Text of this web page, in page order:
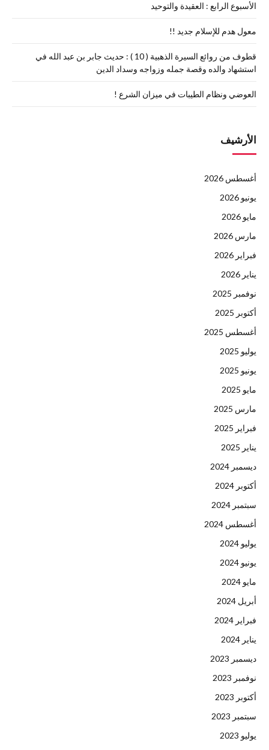
الأسبوع الرابع : العقيدة والتوحيد
معول هدم للإسلام جديد !!
قطوف من روائع السيرة الذهبية ( 10 ) : حديث جابر بن عبد الله في
استشهاد والده وقصة جمله وزواجه وسداد الدين
العوضي ونظام الطيبات في ميزان الشرع !
الأرشيف
أغسطس 2026
يونيو 2026
مايو 2026
مارس 2026
فبراير 2026
يناير 2026
نوفمبر 2025
أكتوبر 2025
أغسطس 2025
يوليو 2025
يونيو 2025
مايو 2025
مارس 2025
فبراير 2025
يناير 2025
ديسمبر 2024
أكتوبر 2024
سبتمبر 2024
أغسطس 2024
يوليو 2024
يونيو 2024
مايو 2024
أبريل 2024
فبراير 2024
يناير 2024
ديسمبر 2023
نوفمبر 2023
أكتوبر 2023
سبتمبر 2023
يوليو 2023